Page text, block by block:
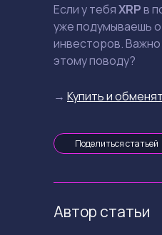
Если у тебяXRPв
уже подумываешь
инвесторов. Важно
этому поводу?
→ Купить и
Поделиться статьей
Автор статьи